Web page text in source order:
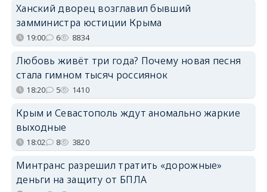
Ханский дворец возглавил бывший
замминистра юстиции Крыма
19:00 6 8834
Любовь живёт три года? Почему новая песня
стала гимном тысяч россиянок
18:20 5 1410
Крым и Севастополь ждут аномально жаркие
выходные
18:02 8 3820
Минтранс разрешил тратить «дорожные»
деньги на защиту от БПЛА